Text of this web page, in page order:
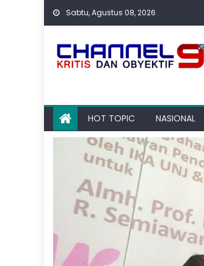
Skip
Sabtu, Agustus 08, 2026
HOT TOPIC NASIONAL